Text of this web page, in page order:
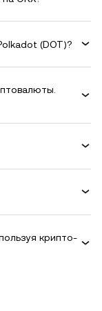
(DOT)?
крипто-